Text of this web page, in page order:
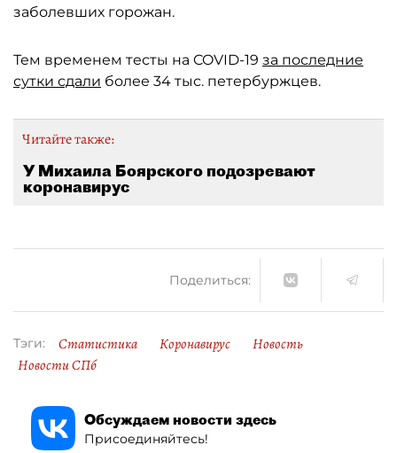
заболевших горожан.
Тем временем тесты на COVID-19 за последние
сутки сдали более 34 тыс. петербуржцев.
Читайте также:
У Михаила Боярского подозревают
коронавирус
Поделиться:
Тэги: Статистика Коронавирус
Новость
Новости СПб
Обсуждаем новости здесь
Присоединяйтесь!